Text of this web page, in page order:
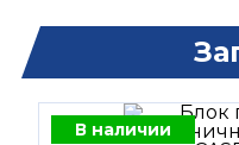
В наличии